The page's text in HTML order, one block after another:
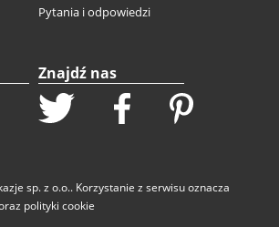
Pytania i odpowiedzi
Znajdź nas
sp. z o.o.. Korzystanie z serwisu oznacza
polityki cookie